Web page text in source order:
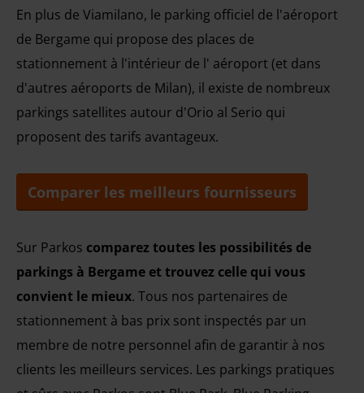
En plus de Viamilano, le parking officiel de l'aéroport
de Bergame qui propose des places de
stationnement à l'intérieur de l' aéroport (et dans
d'autres aéroports de Milan), il existe de nombreux
parkings satellites autour d'Orio al Serio qui
proposent des tarifs avantageux.
Comparer les meilleurs fournisseurs
Sur Parkos comparez toutes les possibilités de
parkings à Bergame et trouvez celle qui vous
convient le mieux. Tous nos partenaires de
stationnement à bas prix sont inspectés par un
membre de notre personnel afin de garantir à nos
clients les meilleurs services. Les parkings pratiques